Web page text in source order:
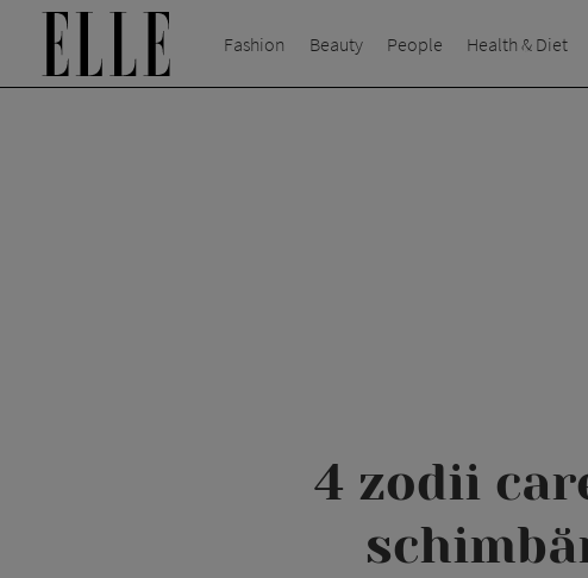
Fashion Beauty People Health & Diet
4 zodii